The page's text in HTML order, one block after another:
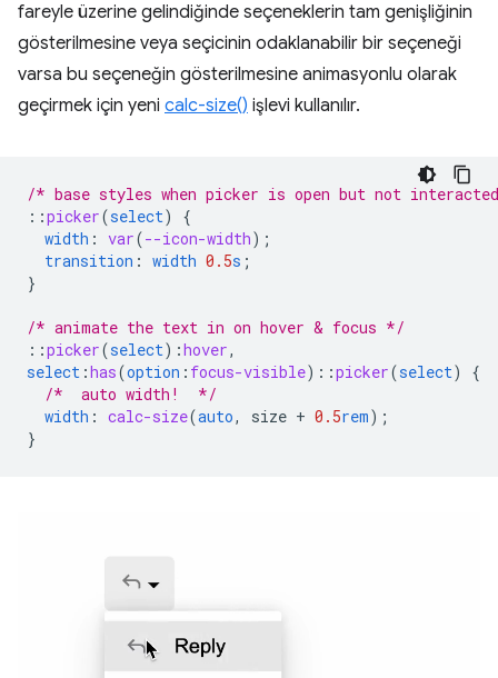
fareyle üzerine gelindiğinde seçeneklerin tam genişliğinin
gösterilmesine veya seçicinin odaklanabilir bir seçeneği
varsa bu seçeneğin gösterilmesine animasyonlu olarak
geçirmek için yeni calc-size() işlevi kullanılır.
/* base styles when picker is open but not
::picker(select)
{
width : var(--icon-width);
transition : width 0.5s ;
}
/* animate the text in on hover & focus */
::picker(select) :hover,
select :has(option : focus-visible) ::picker(select)
{
/*  auto width!  */
width : calc-size(auto, size + 0.5rem);
}